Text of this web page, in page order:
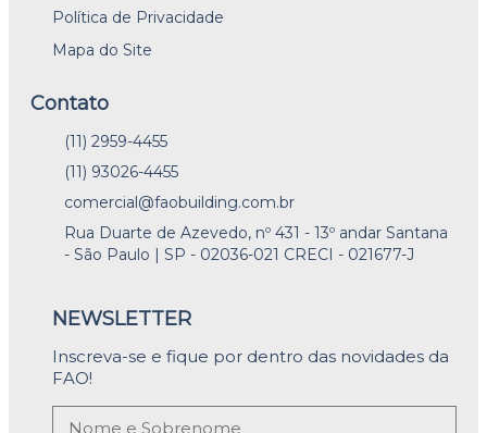
Política de Privacidade
Mapa do Site
Contato
(11) 2959-4455
(11) 93026-4455
comercial@faobuilding.com.br
Rua Duarte de Azevedo, nº 431 - 13º andar Santana
- São Paulo | SP - 02036-021 CRECI - 021677-J
NEWSLETTER
Inscreva-se e fique por dentro das novidades da
FAO!